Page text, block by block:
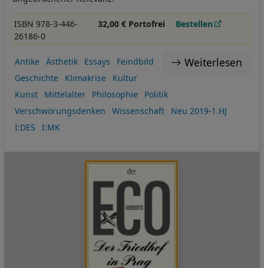
ISBN 978-3-446-
26186-0
32,00 € Portofrei Bestellen
Weiterlesen
Antike Ästhetik Essays
Feindbild
Geschichte
Klimakrise
Kultur
Kunst
Mittelalter Philosophie
Politik
Verschwörungsdenken
Wissenschaft
Neu 2019-1.HJ
I:DES
I:MK